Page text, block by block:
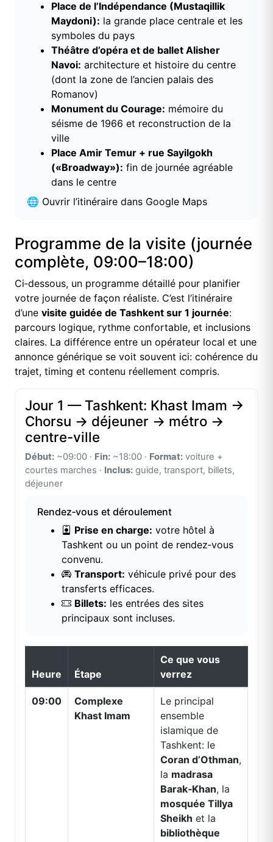
Place de l’Indépendance (Mustaqillik
Maydoni): la grande place centrale et les
symboles du pays
Théâtre d’opéra et de ballet Alisher
Navoi: architecture et histoire du centre
(dont la zone de l’ancien palais des
Romanov)
Monument du Courage: mémoire du
séisme de 1966 et reconstruction de la
ville
Place Amir Temur + rue Sayilgokh
(«Broadway»): fin de journée agréable
dans le centre
🌐 Ouvrir l’itinéraire dans Google Maps
Programme de la visite (journée
complète, 09:00–18:00)
Ci‑dessous, un programme détaillé pour planifier
votre journée de façon réaliste. C’est l’itinéraire
d’une visite guidée de Tashkent sur 1 journée:
parcours logique, rythme confortable, et inclusions
claires. La différence entre un opérateur local et une
annonce générique se voit souvent ici: cohérence du
trajet, timing et contenu réellement compris.
Jour 1 — Tashkent: Khast Imam →
Chorsu → déjeuner → métro →
centre-ville
Début: ~09:00 · Fin: ~18:00 · Format: voiture +
courtes marches · Inclus: guide, transport, billets,
déjeuner
Rendez‑vous et déroulement
Prise en charge: votre hôtel à
Tashkent ou un point de rendez‑vous
convenu.
Transport: véhicule privé pour des
transferts efficaces.
Billets: les entrées des sites
principaux sont incluses.
Heure Étape
Ce que vous
verrez
09:00
Complexe
Khast Imam
Le principal
ensemble
islamique de
Tashkent: le
Coran d’Othman,
la madrasa
Barak‑Khan, la
mosquée Tillya
Sheikh et la
bibliothèque